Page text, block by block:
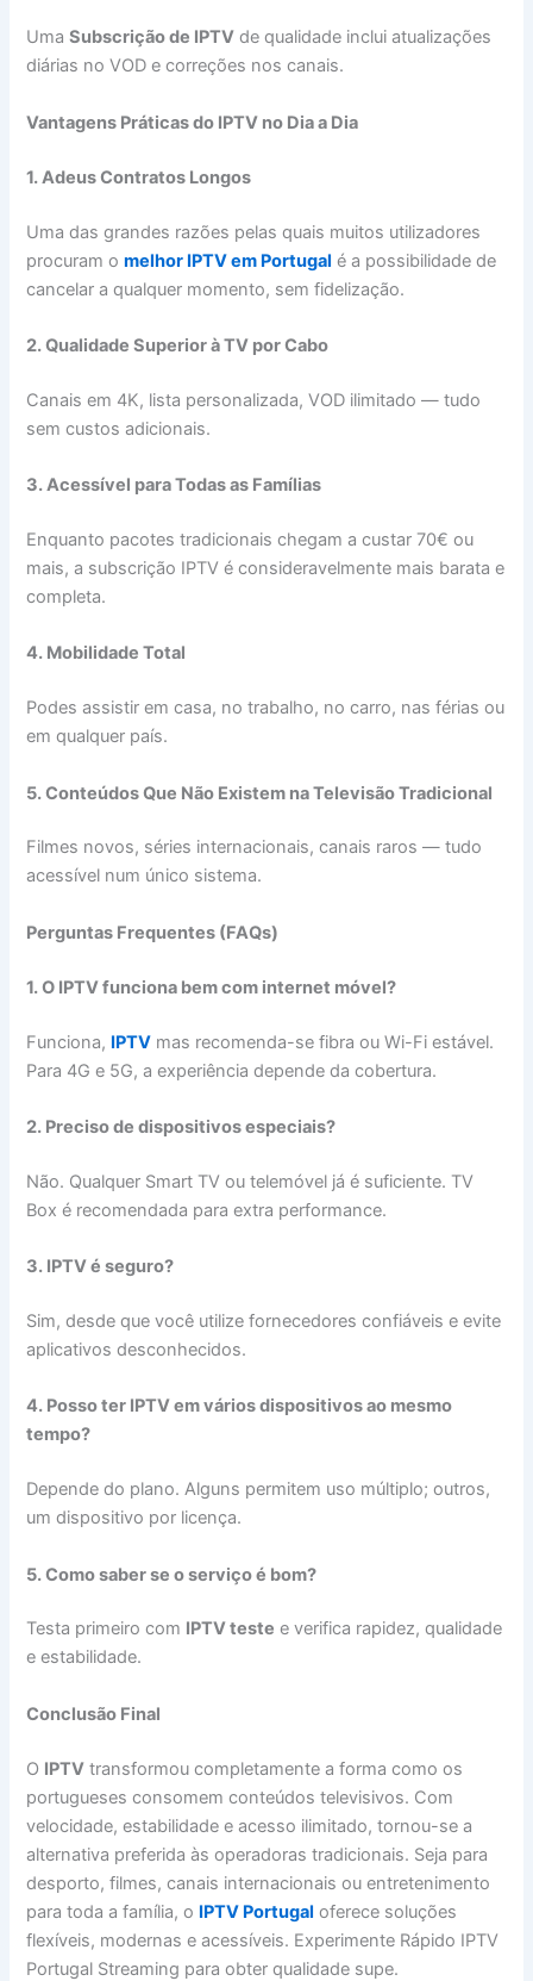
UmaSubscrição de IPTV de qualidade inclui atualizações
diárias no VOD e correções nos canais.
Vantagens Práticas do IPTV no Dia a Dia
1. Adeus Contratos Longos
Uma das grandes razões pelas quais muitos utilizadores
procuram omelhor IPTV em Portugal é a possibilidade de
cancelar a qualquer momento, sem fidelização.
2. Qualidade Superior à TV por Cabo
Canais em 4K, lista personalizada, VOD ilimitado — tudo
sem custos adicionais.
3. Acessível para Todas as Famílias
Enquanto pacotes tradicionais chegam a custar 70€ ou
mais, a subscrição IPTV é consideravelmente mais barata e
completa.
4. Mobilidade Total
Podes assistir em casa, no trabalho, no carro, nas férias ou
em qualquer país.
5. Conteúdos Que Não Existem na Televisão Tradicional
Filmes novos, séries internacionais, canais raros — tudo
acessível num único sistema.
Perguntas Frequentes (FAQs)
1. O IPTV funciona bem com internet móvel?
Funciona, IPTV mas recomenda-se fibra ou Wi-Fi estável.
Para 4G e 5G, a experiência depende da cobertura.
2. Preciso de dispositivos especiais?
Não. Qualquer Smart TV ou telemóvel já é suficiente. TV
Box é recomendada para extra performance.
3. IPTV é seguro?
Sim, desde que você utilize fornecedores confiáveis e evite
aplicativos desconhecidos.
4. Posso ter IPTV em vários dispositivos ao mesmo
tempo?
Depende do plano. Alguns permitem uso múltiplo; outros,
um dispositivo por licença.
5. Como saber se o serviço é bom?
Testa primeiro com IPTV teste e verifica rapidez, qualidade
e estabilidade.
Conclusão Final
O IPTV transformou completamente a forma como os
portugueses consomem conteúdos televisivos. Com
velocidade, estabilidade e acesso ilimitado, tornou-se a
alternativa preferida às operadoras tradicionais. Seja para
desporto, filmes, canais internacionais ou entretenimento
para toda a família, o IPTV Portugal oferece soluções
flexíveis, modernas e acessíveis. Experimente Rápido IPTV
Portugal Streaming para obter qualidade supe.